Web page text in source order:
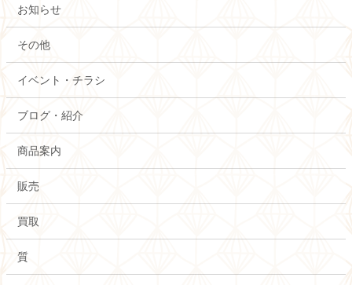
お知らせ
その他
イベント・チラシ
ブログ・紹介
商品案内
販売
買取
質